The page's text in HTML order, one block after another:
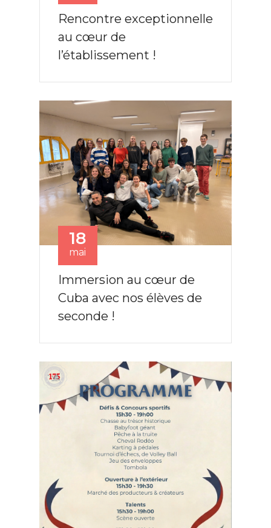
Rencontre exceptionnelle
au cœur de
l’établissement !
18
mai
Immersion au cœur de
Cuba avec nos élèves de
seconde !